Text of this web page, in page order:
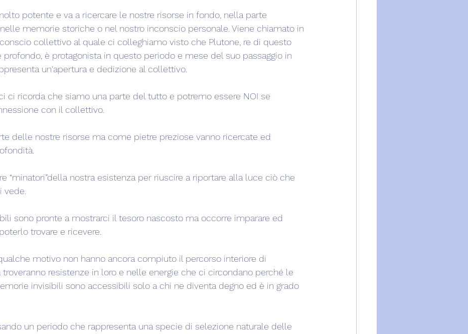
potente e va a ricercare le nostre risorse in fondo, nella parte
memorie storiche o nel nostro inconscio personale. Viene chiamato in
collettivo al quale ci colleghiamo visto che Plutone, re di questo
profondo, è protagonista in questo periodo e mese del suo passaggio in
un'apertura e dedizione al collettivo.
ci ricorda che siamo una parte del tutto e potremo essere NOI se
con il collettivo.
delle nostre risorse ma come pietre preziose vanno ricercate ed
“minatori”della nostra esistenza per riuscire a riportare alla luce ciò che
vede.
sono pronte a mostrarci il tesoro nascosto ma occorre imparare ed
trovare e ricevere.
motivo non hanno ancora compiuto il percorso interiore di
troveranno resistenze in loro e nelle energie che ci circondano perché le
invisibili sono accessibili solo a chi ne diventa degno ed è in grado
un periodo che rappresenta una specie di selezione naturale delle